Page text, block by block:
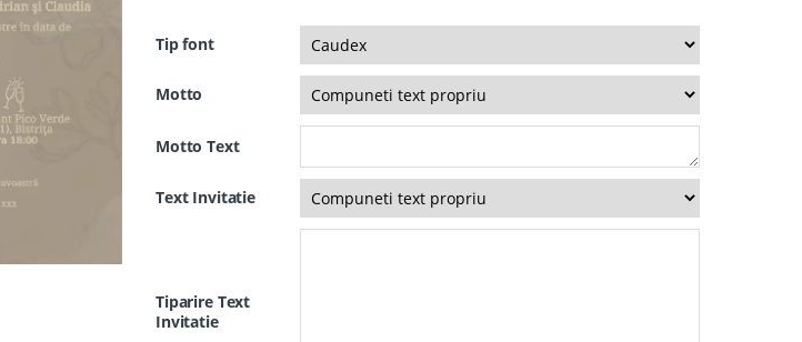
Tip font
Motto
Motto Text
Text Invitatie
Tiparire Text
Invitatie